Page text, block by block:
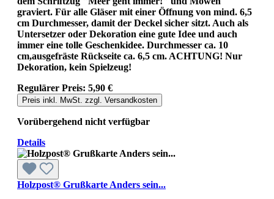
graviert. Für alle Gläser mit einer Öffnung von mind. 6,5
cm Durchmesser, damit der Deckel sicher sitzt. Auch als
Untersetzer oder Dekoration eine gute Idee und auch
immer eine tolle Geschenkidee. Durchmesser ca. 10
cm,ausgefräste Rückseite ca. 6,5 cm. ACHTUNG! Nur
Dekoration, kein Spielzeug!
Regulärer Preis: 5,90 €
Preis inkl. MwSt. zzgl. Versandkosten
Vorübergehend nicht verfügbar
Details
Holzpost® Grußkarte Anders sein...